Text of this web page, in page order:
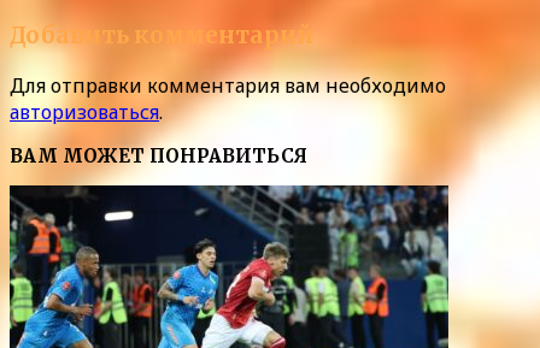
Добавить комментарий
Для отправки комментария вам необходимо
авторизоваться.
ВАМ МОЖЕТ ПОНРАВИТЬСЯ